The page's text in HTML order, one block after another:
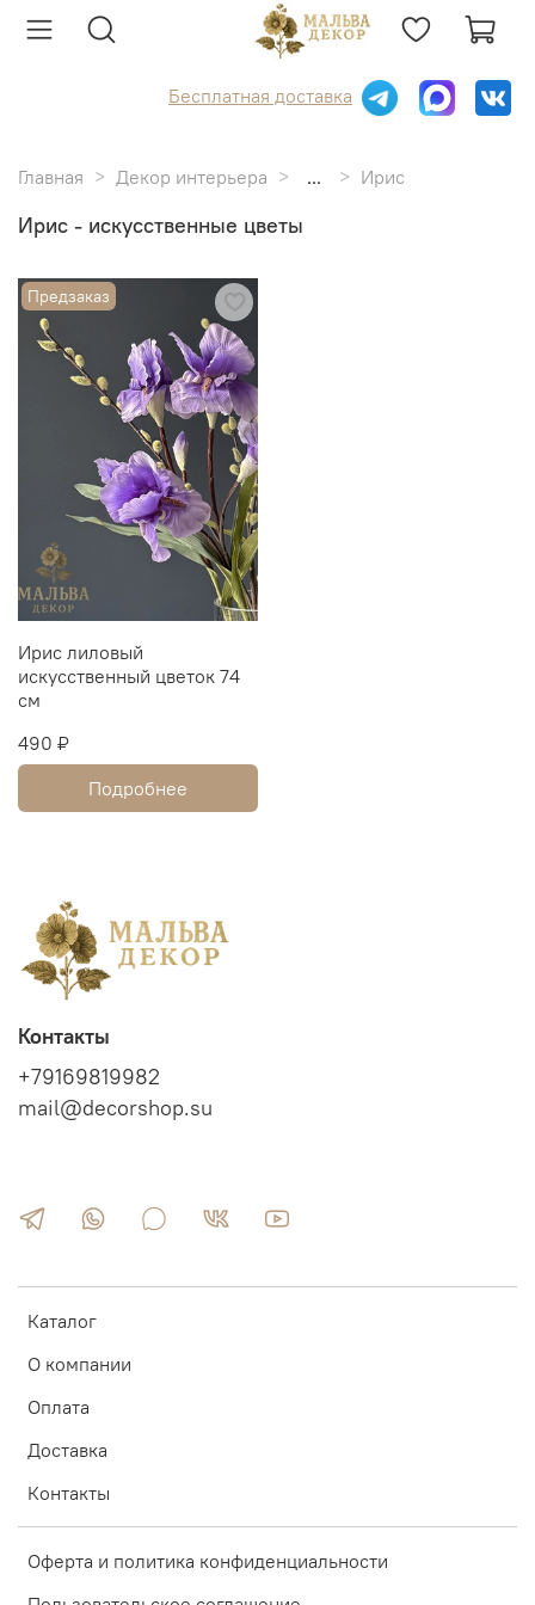
Бесплатная доставка
Главная Декор интерьера ... Ирис
Ирис - искусственные цветы
Предзаказ
Ирис лиловый
искусственный цветок 74
см
490 ₽
Подробнее
Каталог
О компании
Оплата
Доставка
Контакты
Оферта и политика конфиденциальности
Контакты
+79169819982
mail@decorshop.su